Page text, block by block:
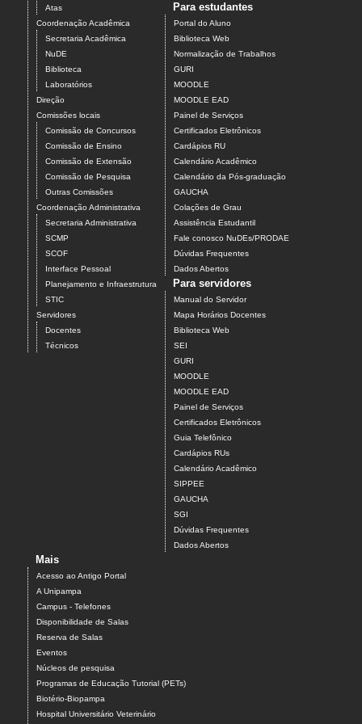
Atas
Coordenação Acadêmica
Secretaria Acadêmica
NuDE
Biblioteca
Laboratórios
Direção
Comissões locais
Comissão de Concursos
Comissão de Ensino
Comissão de Extensão
Comissão de Pesquisa
Outras Comissões
Coordenação Administrativa
Secretaria Administrativa
SCMP
SCOF
Interface Pessoal
Planejamento e Infraestrutura
STIC
Servidores
Docentes
Técnicos
Para estudantes
Portal do Aluno
Biblioteca Web
Normalização de Trabalhos
GURI
MOODLE
MOODLE EAD
Painel de Serviços
Certificados Eletrônicos
Cardápios RU
Calendário Acadêmico
Calendário da Pós-graduação
GAUCHA
Colações de Grau
Assistência Estudantil
Fale conosco NuDEs/PRODAE
Dúvidas Frequentes
Dados Abertos
Para servidores
Manual do Servidor
Mapa Horários Docentes
Biblioteca Web
SEI
GURI
MOODLE
MOODLE EAD
Painel de Serviços
Certificados Eletrônicos
Guia Telefônico
Cardápios RUs
Calendário Acadêmico
SIPPEE
GAUCHA
SGI
Dúvidas Frequentes
Dados Abertos
Mais
Acesso ao Antigo Portal
A Unipampa
Campus - Telefones
Disponibilidade de Salas
Reserva de Salas
Eventos
Núcleos de pesquisa
Programas de Educação Tutorial (PETs)
Biotério-Biopampa
Hospital Universitário Veterinário